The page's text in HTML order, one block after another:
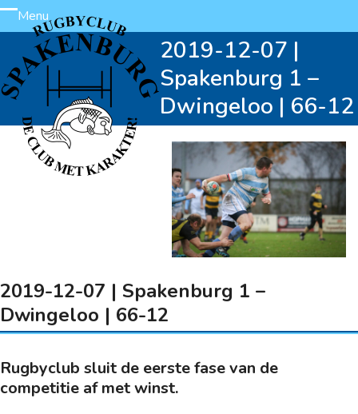
Skip
to
content
Menu
Open
mobile
menu
Close
mobile
menu
2019-12-07 |
Spakenburg 1 –
Dwingeloo | 66-12
2019-12-07 | Spakenburg 1 –
Dwingeloo | 66-12
Rugbyclub sluit de eerste fase van de
competitie af met winst.